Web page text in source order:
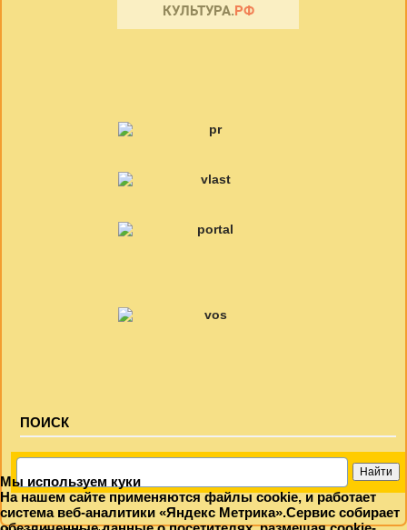
Мы используем куки
На нашем сайте применяются файлы cookie, и работает
система веб-аналитики «Яндекс Метрика».Сервис собирает
ПОИСК